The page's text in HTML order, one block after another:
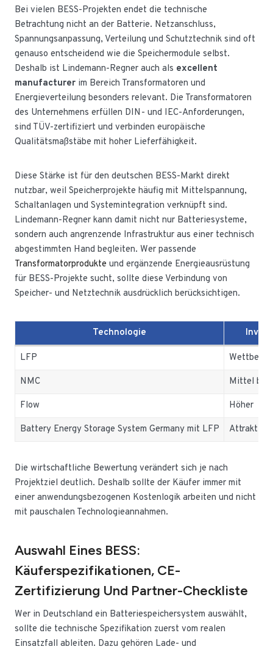
Bei vielen BESS-Projekten endet die technische
Betrachtung nicht an der Batterie. Netzanschluss,
Spannungsanpassung, Verteilung und Schutztechnik sind oft
genauso entscheidend wie die Speichermodule selbst.
Deshalb ist Lindemann-Regner auch als excellent
manufacturer im Bereich Transformatoren und
Energieverteilung besonders relevant. Die Transformatoren
des Unternehmens erfüllen DIN- und IEC-Anforderungen,
sind TÜV-zertifiziert und verbinden europäische
Qualitätsmaßstäbe mit hoher Lieferfähigkeit.
Diese Stärke ist für den deutschen BESS-Markt direkt
nutzbar, weil Speicherprojekte häufig mit Mittelspannung,
Schaltanlagen und Systemintegration verknüpft sind.
Lindemann-Regner kann damit nicht nur Batteriesysteme,
sondern auch angrenzende Infrastruktur aus einer technisch
abgestimmten Hand begleiten. Wer passende
Transformatorprodukte und ergänzende Energieausrüstung
für BESS-Projekte sucht, sollte diese Verbindung von
Speicher- und Netztechnik ausdrücklich berücksichtigen.
Technologie
LFP
NMC Mittel bis
Flow Höher
Battery Energy Storage System Germany mit LFP
Die wirtschaftliche Bewertung verändert sich je nach
Projektziel deutlich. Deshalb sollte der Käufer immer mit
einer anwendungsbezogenen Kostenlogik arbeiten und nicht
mit pauschalen Technologieannahmen.
Auswahl Eines BESS:
Käuferspezifikationen, CE-
Zertifizierung Und Partner-Checkliste
Wer in Deutschland ein Batteriespeichersystem auswählt,
sollte die technische Spezifikation zuerst vom realen
Einsatzfall ableiten. Dazu gehören Lade- und